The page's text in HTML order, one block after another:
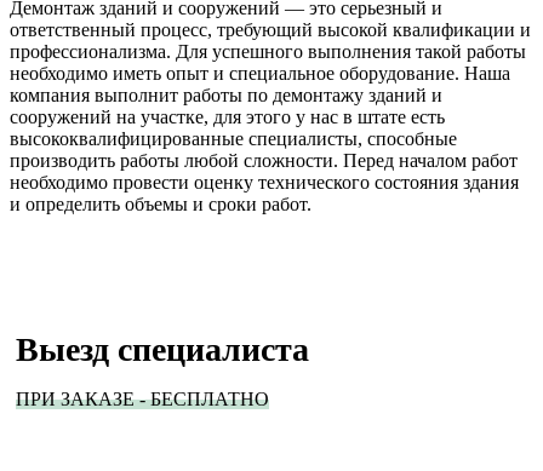
Демонтаж зданий и сооружений — это серьезный и
ответственный процесс, требующий высокой квалификации и
профессионализма. Для успешного выполнения такой работы
необходимо иметь опыт и специальное оборудование. Наша
компания выполнит работы по демонтажу зданий и
сооружений на участке, для этого у нас в штате есть
высококвалифицированные специалисты, способные
производить работы любой сложности. Перед началом работ
необходимо провести оценку технического состояния здания
и определить объемы и сроки работ.
Выезд специалиста
ПРИ ЗАКАЗЕ - БЕСПЛАТНО